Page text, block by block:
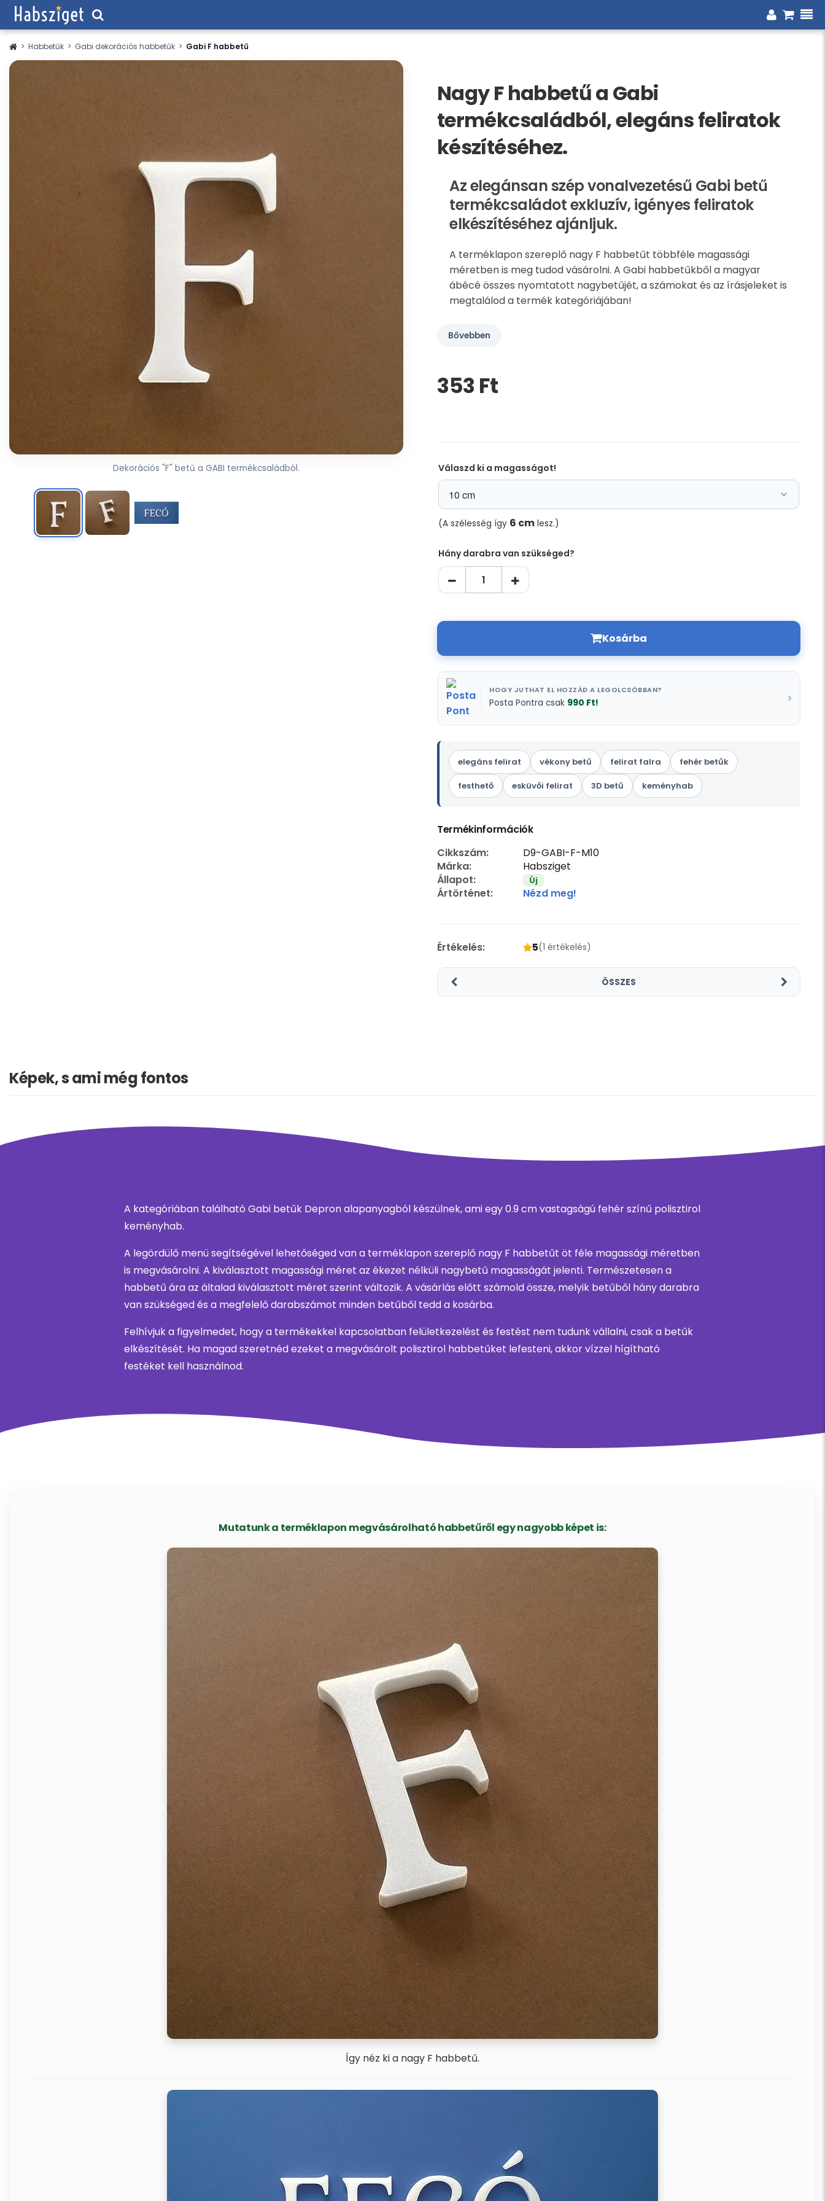
> Habbetűk > Gabi dekorációs habbetűk > Gabi F habbetű
Dekorációs "F" betű a GABI termékcsaládból.
Nagy F habbetű a Gabi
termékcsaládból, elegáns feliratok
készítéséhez.
Az elegánsan szép vonalvezetésű Gabi betű
termékcsaládot exkluzív, igényes feliratok
elkészítéséhez ajánljuk.
A terméklapon szereplő nagy F habbetűt többféle magassági
méretben is meg tudod vásárolni. A Gabi habbetűkből a magyar
ábécé összes nyomtatott nagybetűjét, a számokat és az írásjeleket is
megtalálod a termék kategóriájában!
Bővebben
Kérem,
hagyja
353 Ft‎
Válaszd ki a magasságot!
(A szélesség így 6 cm lesz.)
Hány darabra van szükséged?
Kosárba
HOGY JUTHAT EL HOZZÁD A LEGOLCSÓBBAN?
Posta Pontra csak 990 Ft!
elegáns felirat vékony betű felirat falra fehér betűk
festhető esküvői felirat 3D betű keményhab
Termékinformációk
Cikkszám:
D9-GABI-F-M10
Márka:
Habsziget
Állapot:
Új
Ártörténet: Nézd meg!
Értékelés: 5(1 értékelés)
ÖSSZES
Képek, s ami még fontos
A kategóriában található Gabi betűk Depron alapanyagból készülnek, ami egy 0.9 cm vastagságú fehér színű polisztirol
keményhab.
A legördülő menü segítségével lehetőséged van a terméklapon szereplő nagy F habbetűt öt féle magassági méretben
is megvásárolni. A kiválasztott magassági méret az ékezet nélküli nagybetű magasságát jelenti. Természetesen a
habbetű ára az általad kiválasztott méret szerint változik. A vásárlás előtt számold össze, melyik betűből hány darabra
van szükséged és a megfelelő darabszámot minden betűből tedd a kosárba.
Felhívjuk a figyelmedet, hogy a termékekkel kapcsolatban felületkezelést és festést nem tudunk vállalni, csak a betűk
elkészítését. Ha magad szeretnéd ezeket a megvásárolt polisztirol habbetűket lefesteni, akkor vízzel hígítható
festéket kell használnod.
Mutatunk a terméklapon megvásárolható habbetűről egy nagyobb képet is:
Így néz ki a nagy F habbetű.